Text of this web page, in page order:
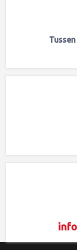
TCU
Telefoon-
Tellerpaneel